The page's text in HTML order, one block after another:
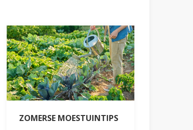
ZOMERSE MOESTUINTIPS